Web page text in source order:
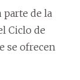
parte de la
Ciclo de
se ofrecen